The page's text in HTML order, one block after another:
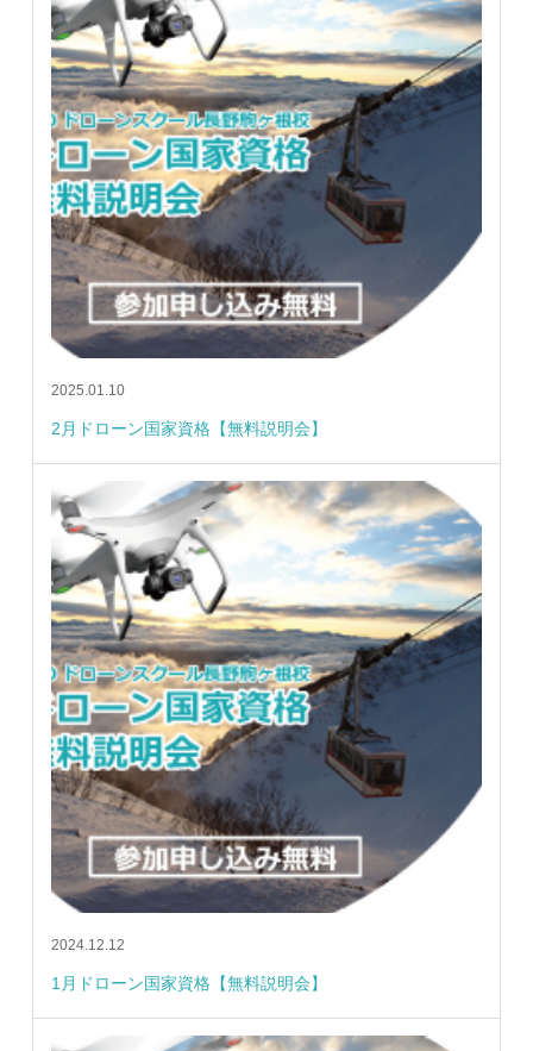
2025.01.10
2月ドローン国家資格【無料説明会】
2024.12.12
1月ドローン国家資格【無料説明会】